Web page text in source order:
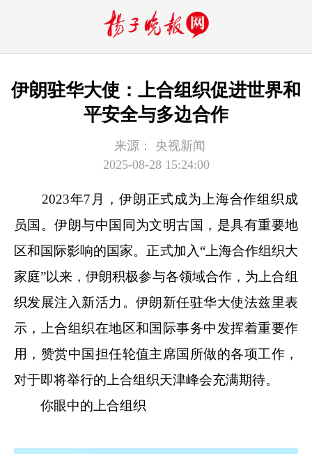
伊朗驻华大使：上合组织促进世界和
平安全与多边合作
来源：
央视新闻
2025-08-28 15:24:00
2023年7月，伊朗正式成为上海合作组织成
员国。伊朗与中国同为文明古国，是具有重要地
区和国际影响的国家。正式加入“上海合作组织大
家庭”以来，伊朗积极参与各领域合作，为上合组
织发展注入新活力。伊朗新任驻华大使法兹里表
示，上合组织在地区和国际事务中发挥着重要作
用，赞赏中国担任轮值主席国所做的各项工作，
对于即将举行的上合组织天津峰会充满期待。
你眼中的上合组织